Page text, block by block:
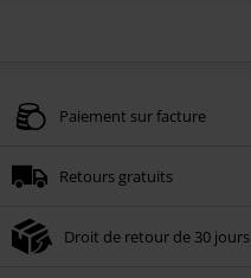
Paiement sur facture
Retours gratuits
Droit de retour de 30 jours